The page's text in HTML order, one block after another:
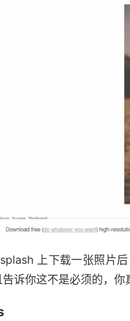
上下载一张照片
诉你这不是必须的，你